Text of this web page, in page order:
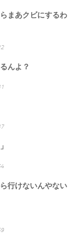
まあクビにするわ
んよ？
行けないんやない